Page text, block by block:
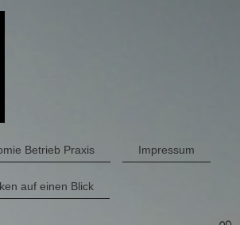
Betrieb Praxis Impressum
auf einen Blick